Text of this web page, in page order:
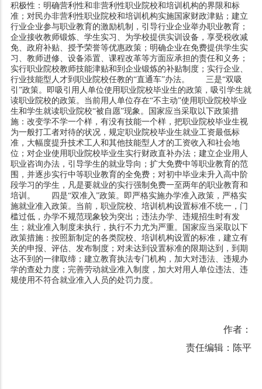
积极性：明确营利性和非营利性职业院校和培训机构的界限和标
准；对民办非营利性职业院校和培训机构实施国家财政津贴；建立
行业企业参与职业教育的激励机制，引导行业企业举办职业教育；
企业接收教师锻炼、学生实习、为学校提供实训设备，享受税收减
免、政府补贴、授予荣誉等优惠政策；明确企业在免费提供学生实
习、教师进修、设备添置、课程改革等方面应承担的责任和义务；
实行职业院校教师技能津贴和到企业锻炼的补贴制度；实行企业、
行业技能型人才到职业院校任教的“直通车”办法。 三是“双吸
引”政策。即吸引用人单位使用职业院校毕业生的政策，吸引学生就
读职业院校的政策。当前用人单位存在“不主动”使用职业院校毕业
生和学生就读职业院校“被自愿”现象。国家应当采取以下政策措
施：改变学不学一个样，有没有技能一个样，把职业院校毕业生视
为一般打工者对待的状况，规定职业院校毕业生就业工资最低标
准，大幅度提升技术工人和其他技能型人才的工资收入和社会地
位；对企业使用职业院校毕业生实行财政直补办法；建立企业用人
职业咨询办法，引导学生的就业导向；扩大免费中等职业教育的范
围，并逐步实行中等职业教育的全免费；对初中毕业未升入高中阶
段学习的学生，凡是要就业的实行强制免费一至两年的职业教育和
培训。 四是“双准入”政策。即严格实施办学准入政策，严格实
施就业准入政策。当前，职业院校、培训机构设置标准不统一，门
槛过低，办学不规范现象较为突出；违法办学、违规招生时有发
生；就业准入制度未执行，执行不力尤为严重。国家应当采取以下
政策措施：按照新制定的各类院校、培训机构设置的标准，建立有
关的申报、评估、发布制度；对未达到设置标准的限期达到，到期
达不到的一律取缔；建立教育执法专门机构，加大对违法、违规办
学的查处力度；完善劳动就业准入制度，加大对用人单位违法、违
规使用不符合就业准入人员的处罚力度。
作者：
责任编辑：陈平